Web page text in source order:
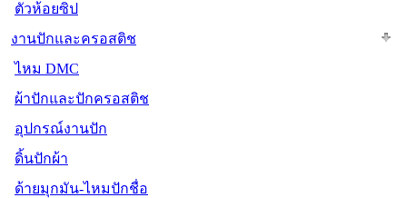
ตัวห้อยซิป
งานปักและครอสติช
ไหม DMC
ผ้าปักและปักครอสติช
อุปกรณ์งานปัก
ดิ้นปักผ้า
ด้ายมุกมัน-ไหมปักชื่อ